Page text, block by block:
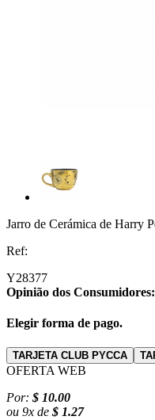
Jarro de Cerámica de Harry
Ref:
Y28377
Opinião dos Consumidores:
Elegir forma de pago.
TARJETA CLUB PYCCA
OFERTA WEB
Por: $ 10.00
ou 9x de $ 1.27